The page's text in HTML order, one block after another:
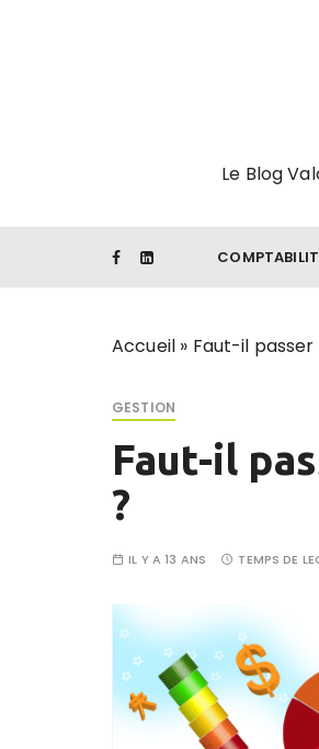
Le Blog
Accueil » Faut-il
GESTION
Faut-il
?
IL Y A 13 ANS TEMPS DE